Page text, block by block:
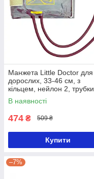
Манжета Little Doctor для
дорослих, 33-46 см, з
кільцем, нейлон 2, трубки
В наявності
474 ₴ 509 ₴
Купити
–7%